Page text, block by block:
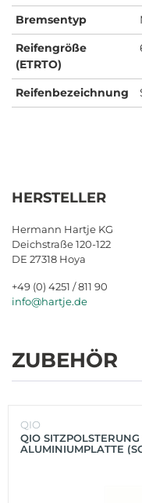
Bremsentyp
Reifengröße
(ETRTO)
Reifenbezeichnung
HERSTELLER
Hermann Hartje KG
Deichstraße 120-122
DE 27318 Hoya
+49 (0) 4251 / 811 90
info@hartje.de
ZUBEHÖR
QIO
QIO
ALUMINIUMPLATTE